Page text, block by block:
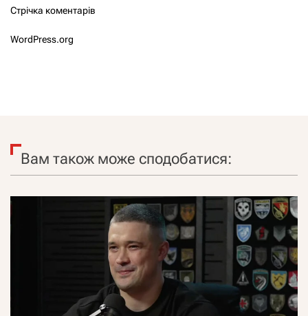
Стрічка коментарів
WordPress.org
Вам також може сподобатися: